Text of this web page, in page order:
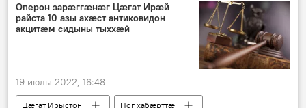
Оперон зарæггæнæг Цæгат Ирæй
райста 10 азы ахæст антиковидон
акцитæм сидыны тыххæй
19 июлы 2022, 16:48
Цӕгат Ирыстон Ног хабӕрттӕ